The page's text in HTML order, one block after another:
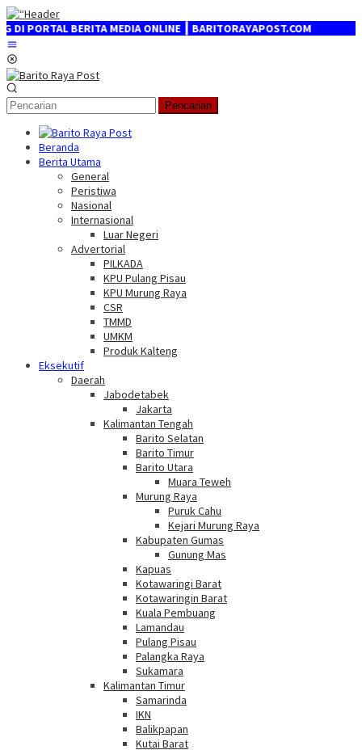
Loncat
ke
konten
BERITA MEDIA ONLINE ┃ BARITORAYAPOST.COM
Pencarian
Beranda
Berita Utama
General
Peristiwa
Nasional
Internasional
Luar Negeri
Advertorial
PILKADA
KPU Pulang Pisau
KPU Murung Raya
CSR
TMMD
UMKM
Produk Kalteng
Eksekutif
Daerah
Jabodetabek
Jakarta
Kalimantan Tengah
Barito Selatan
Barito Timur
Barito Utara
Muara Teweh
Murung Raya
Puruk Cahu
Kejari Murung Raya
Kabupaten Gumas
Gunung Mas
Kapuas
Kotawaringi Barat
Kotawaringin Barat
Kuala Pembuang
Lamandau
Pulang Pisau
Palangka Raya
Sukamara
Kalimantan Timur
Samarinda
IKN
Balikpapan
Kutai Barat